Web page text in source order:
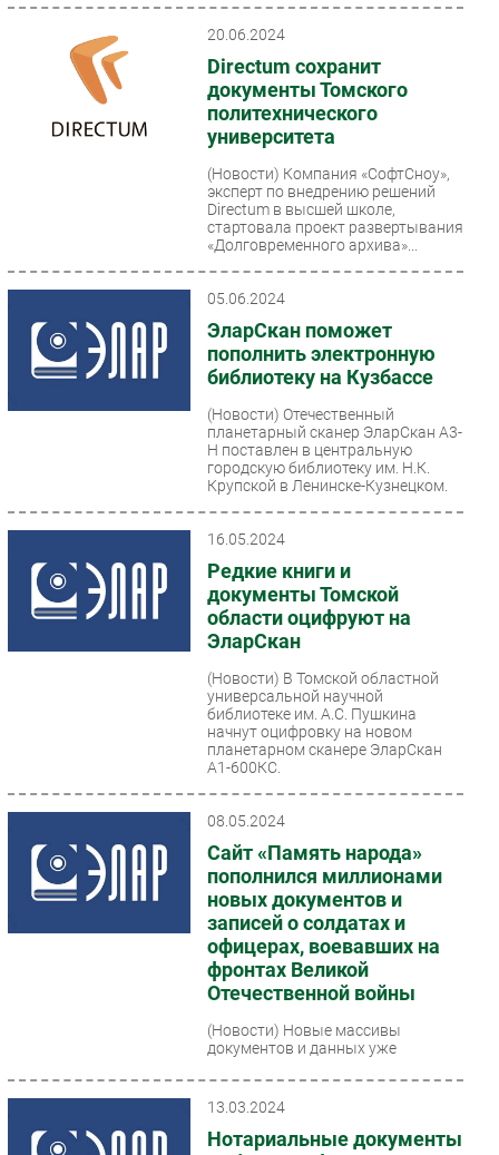
20.06.2024
Directum сохранит
документы Томского
политехнического
университета
(Новости) Компания «СофтСноу»,
эксперт по внедрению решений
Directum в высшей школе,
стартовала проект развертывания
«Долговременного архива»...
05.06.2024
ЭларСкан поможет
пополнить электронную
библиотеку на Кузбассе
(Новости) Отечественный
планетарный сканер ЭларСкан А3-
Н поставлен в центральную
городскую библиотеку им. Н.К.
Крупской в Ленинске-Кузнецком.
16.05.2024
Редкие книги и
документы Томской
области оцифруют на
ЭларСкан
(Новости) В Томской областной
универсальной научной
библиотеке им. А.С. Пушкина
начнут оцифровку на новом
планетарном сканере ЭларСкан
А1-600КС.
08.05.2024
Сайт «Память народа»
пополнился миллионами
новых документов и
записей о солдатах и
офицерах, воевавших на
фронтах Великой
Отечественной войны
(Новости) Новые массивы
документов и данных уже
преддверии Дня Победы. Среди
них тысячи записей, в том числе,
из военкоматов,...
13.03.2024
Нотариальные документы